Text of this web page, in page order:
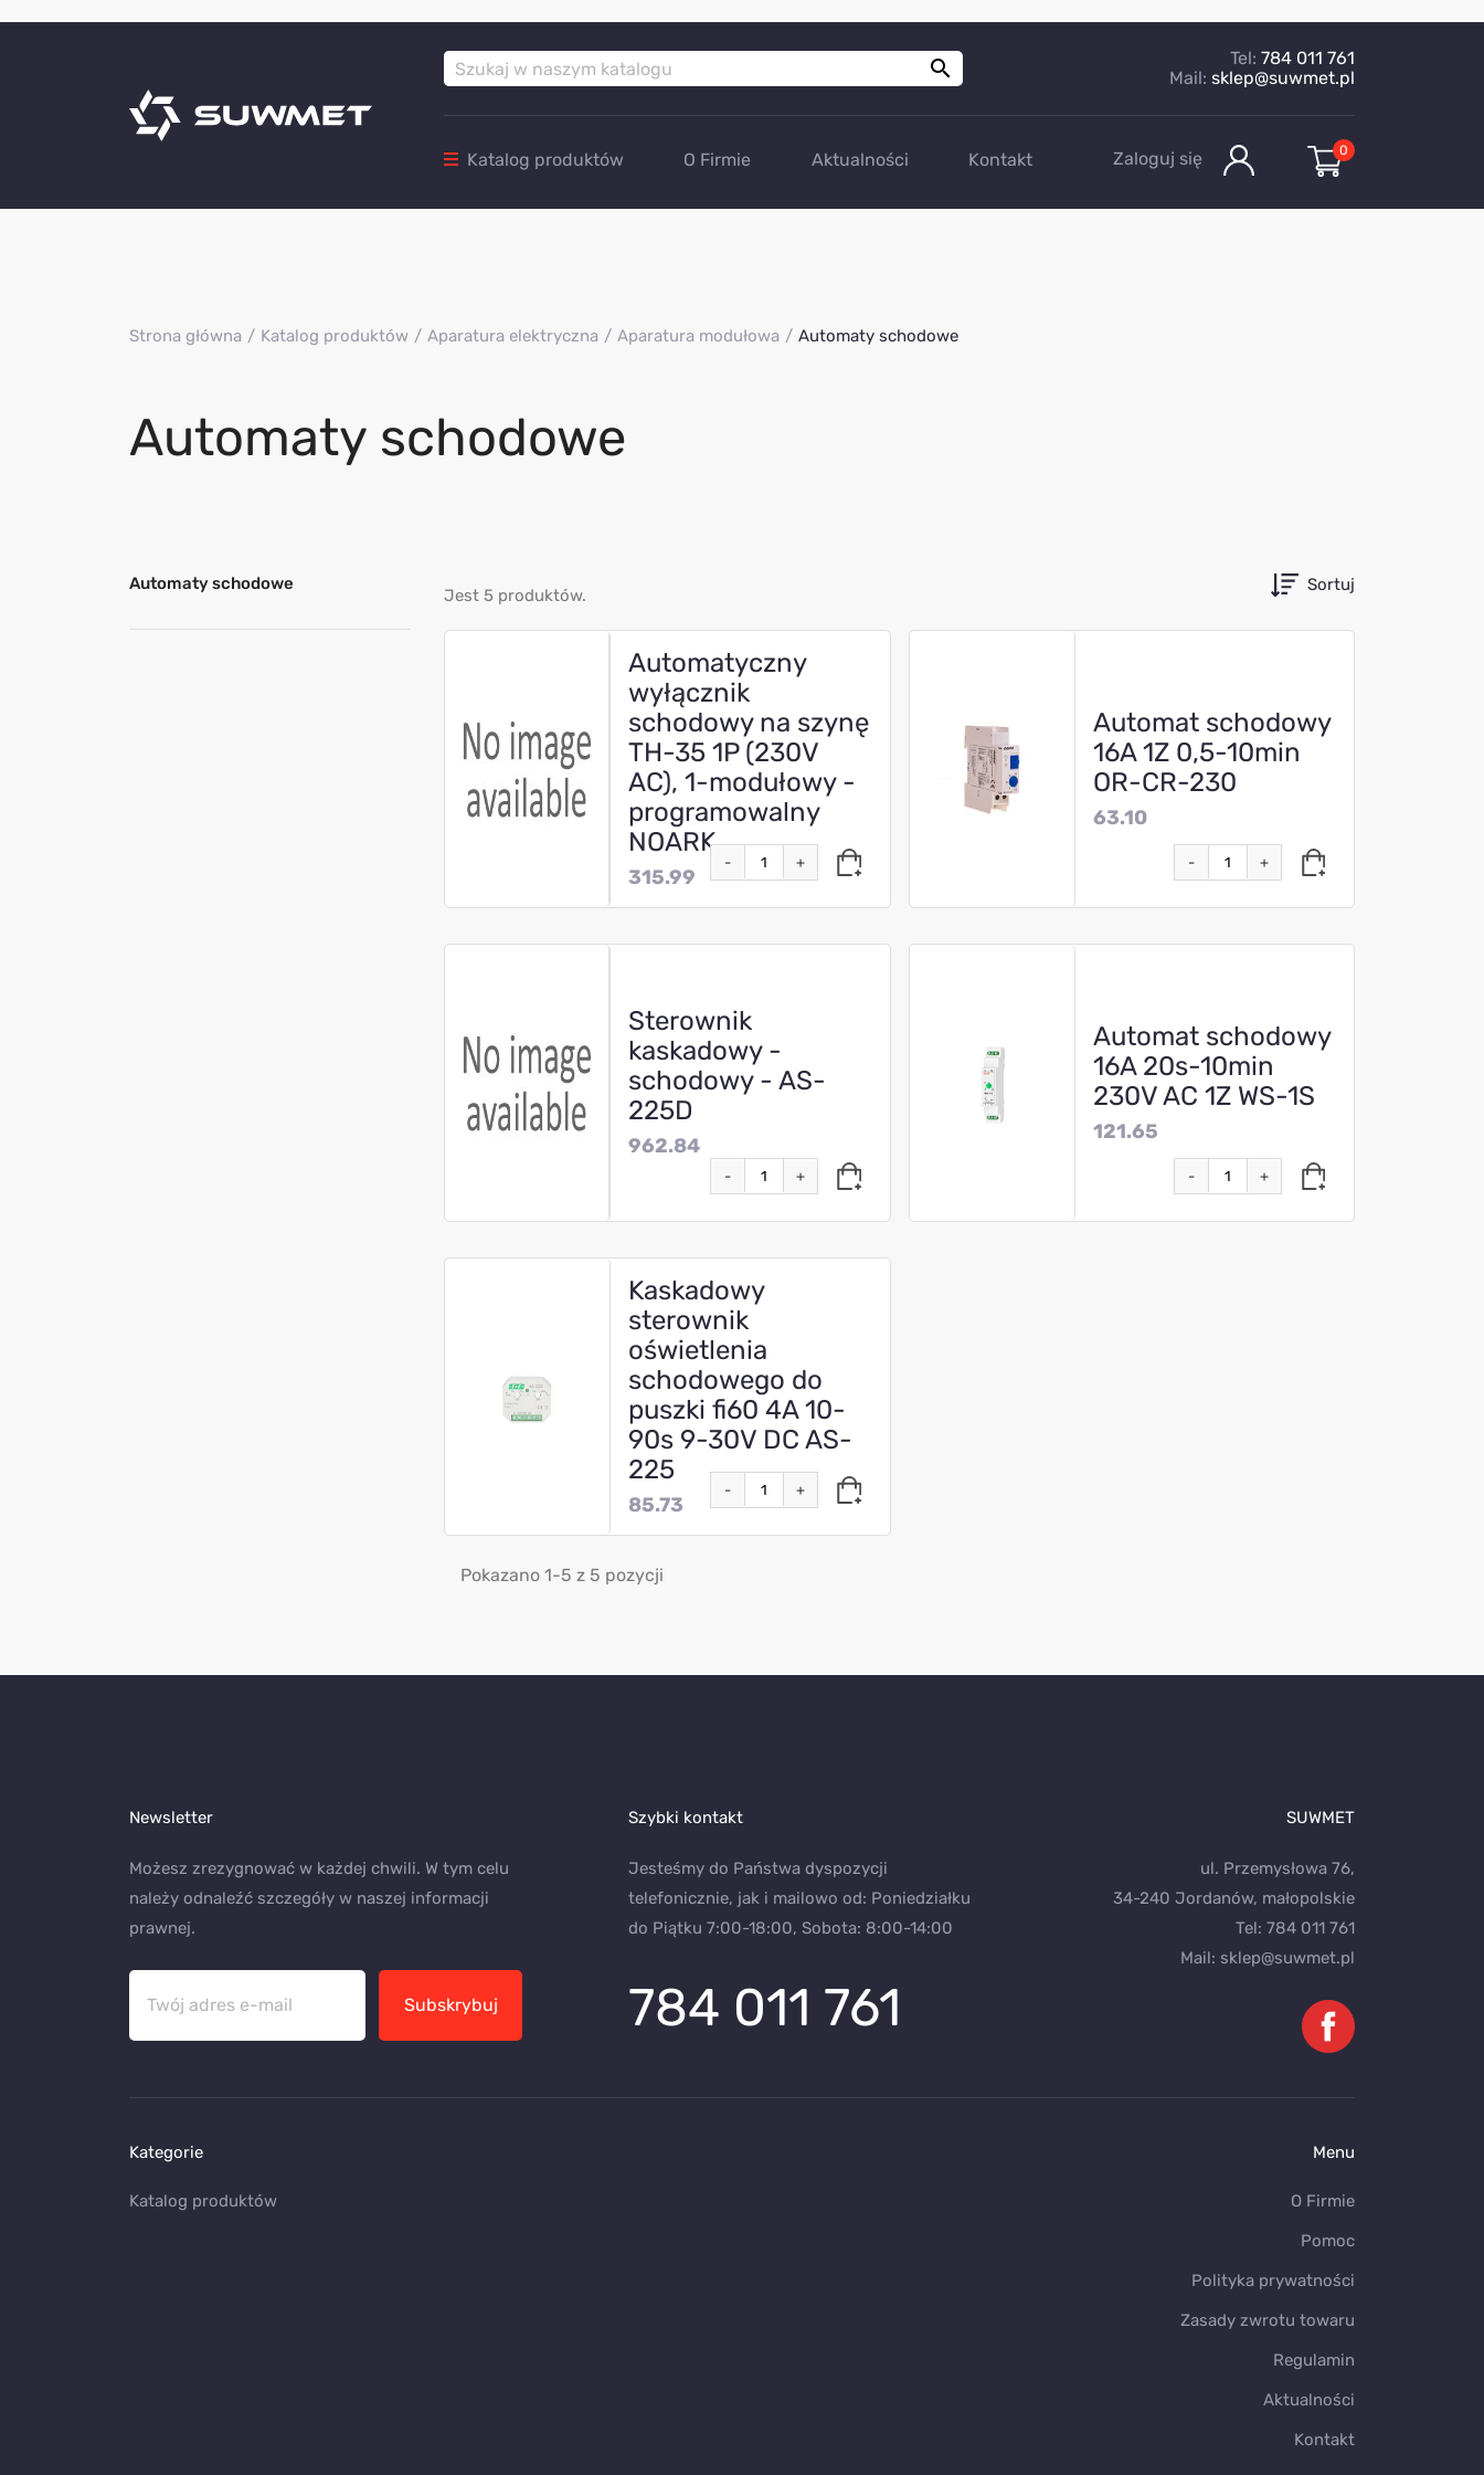
 Tel: 784 011 761
Mail: sklep@suwmet.pl
Katalog produktów O Firmie Aktualności Kontakt Zaloguj się 0
Strona główna Katalog produktów Aparatura elektryczna Aparatura modułowa Automaty schodowe
Automaty schodowe
Automaty schodowe
Jest 5 produktów.
Sortuj
Automatyczny
wyłącznik
schodowy na szynę
TH-35 1P (230V
AC), 1-modułowy -
programowalny
NOARK
315.99
- +
Automat schodowy
16A 1Z 0,5-10min
OR-CR-230
63.10
- +
Sterownik
kaskadowy -
schodowy - AS-
225D
962.84
- +
Automat schodowy
16A 20s-10min
230V AC 1Z WS-1S
121.65
- +
Kaskadowy
sterownik
oświetlenia
schodowego do
puszki fi60 4A 10-
90s 9-30V DC AS-
225
85.73
- +
Pokazano 1-5 z 5 pozycji
Newsletter
Możesz zrezygnować w każdej chwili. W tym celu
należy odnaleźć szczegóły w naszej informacji
prawnej.
Subskrybuj
Szybki kontakt
Jesteśmy do Państwa dyspozycji
telefonicznie, jak i mailowo od: Poniedziałku
do Piątku 7:00-18:00, Sobota: 8:00-14:00
784 011 761
SUWMET
ul. Przemysłowa 76,
34-240 Jordanów, małopolskie
Tel: 784 011 761
Mail: sklep@suwmet.pl
Kategorie
Katalog produktów
Menu
O Firmie
Pomoc
Polityka prywatności
Zasady zwrotu towaru
Regulamin
Aktualności
Kontakt